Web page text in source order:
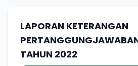
LAPORAN KETERANGAN
TAHUN 2022